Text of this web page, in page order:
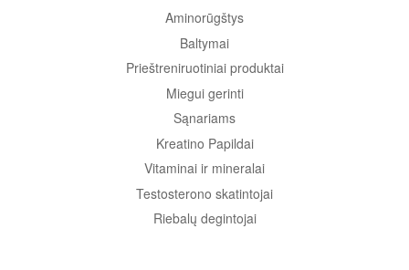
Aminorūgštys
Baltymai
Prieštreniruotiniai produktai
Miegui gerinti
Sąnariams
Kreatino Papildai
Vitaminai ir mineralai
Testosterono skatintojai
Riebalų degintojai